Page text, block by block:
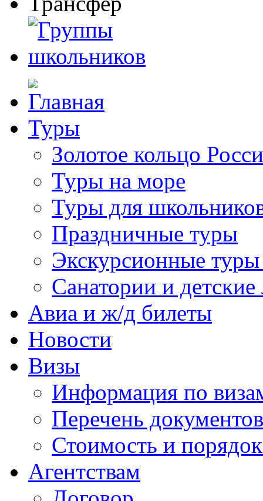
Туры
Золотое кольцо
Туры на море
Туры для
Праздничные туры
Экскурсионные
Санатории и детские
Авиа и ж/д билеты
Новости
Визы
Информация по
Перечень
Стоимость и
Агентствам